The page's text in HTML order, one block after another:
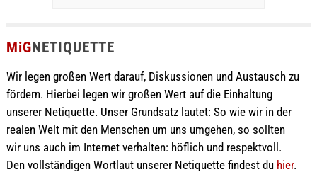
MiGNETIQUETTE
Wir legen großen Wert darauf, Diskussionen und Austausch zu
fördern. Hierbei legen wir großen Wert auf die Einhaltung
unserer Netiquette. Unser Grundsatz lautet: So wie wir in der
realen Welt mit den Menschen um uns umgehen, so sollten
wir uns auch im Internet verhalten: höflich und respektvoll.
Den vollständigen Wortlaut unserer Netiquette findest du hier.